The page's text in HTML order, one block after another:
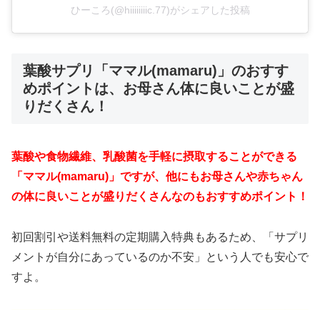
ひーころ(@hiiiiiiiic.77)がシェアした投稿
葉酸サプリ「ママル(mamaru)」のおすす
めポイントは、お母さん体に良いことが盛
りだくさん！
葉酸や食物繊維、乳酸菌を手軽に摂取することができる
「 ママル(mamaru) 」ですが、他にもお母さんや赤ちゃん
の体に良いことが盛りだくさんなのもおすすめポイント！
初回割引や送料無料の定期購入特典もあるため、「サプリ
メントが自分にあっているのか不安」という人でも安心で
すよ。